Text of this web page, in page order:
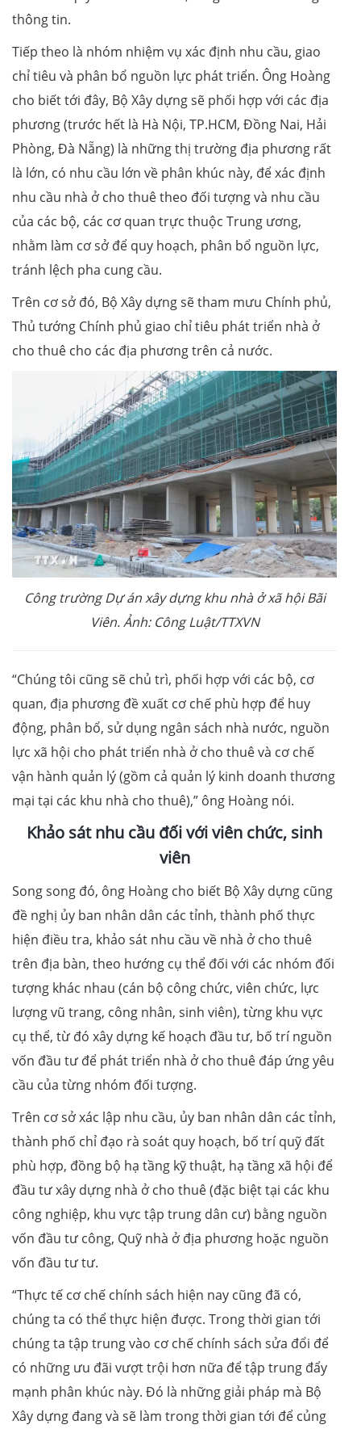
thông tin.
Tiếp theo là nhóm nhiệm vụ xác định nhu cầu, giao
chỉ tiêu và phân bổ nguồn lực phát triển. Ông Hoàng
cho biết tới đây, Bộ Xây dựng sẽ phối hợp với các địa
phương (trước hết là Hà Nội, TP.HCM, Đồng Nai, Hải
Phòng, Đà Nẵng) là những thị trường địa phương rất
là lớn, có nhu cầu lớn về phân khúc này, để xác định
nhu cầu nhà ở cho thuê theo đối tượng và nhu cầu
của các bộ, các cơ quan trực thuộc Trung ương,
nhằm làm cơ sở để quy hoạch, phân bổ nguồn lực,
tránh lệch pha cung cầu.
Trên cơ sở đó, Bộ Xây dựng sẽ tham mưu Chính phủ,
Thủ tướng Chính phủ giao chỉ tiêu phát triển nhà ở
cho thuê cho các địa phương trên cả nước.
Công trường Dự án xây dựng khu nhà ở xã hội Bãi
Viên. Ảnh: Công Luật/TTXVN
“Chúng tôi cũng sẽ chủ trì, phối hợp với các bộ, cơ
quan, địa phương đề xuất cơ chế phù hợp để huy
động, phân bổ, sử dụng ngân sách nhà nước, nguồn
lực xã hội cho phát triển nhà ở cho thuê và cơ chế
vận hành quản lý (gồm cả quản lý kinh doanh thương
mại tại các khu nhà cho thuê),” ông Hoàng nói.
Khảo sát nhu cầu đối với viên chức, sinh
viên
Song song đó, ông Hoàng cho biết Bộ Xây dựng cũng
đề nghị ủy ban nhân dân các tỉnh, thành phố thực
hiện điều tra, khảo sát nhu cầu về nhà ở cho thuê
trên địa bàn, theo hướng cụ thể đối với các nhóm đối
tượng khác nhau (cán bộ công chức, viên chức, lực
lượng vũ trang, công nhân, sinh viên), từng khu vực
cụ thể, từ đó xây dựng kế hoạch đầu tư, bố trí nguồn
vốn đầu tư để phát triển nhà ở cho thuê đáp ứng yêu
cầu của từng nhóm đối tượng.
Trên cơ sở xác lập nhu cầu, ủy ban nhân dân các tỉnh,
thành phố chỉ đạo rà soát quy hoạch, bố trí quỹ đất
phù hợp, đồng bộ hạ tầng kỹ thuật, hạ tầng xã hội để
đầu tư xây dựng nhà ở cho thuê (đặc biệt tại các khu
công nghiệp, khu vực tập trung dân cư) bằng nguồn
vốn đầu tư công, Quỹ nhà ở địa phương hoặc nguồn
vốn đầu tư tư.
“Thực tế cơ chế chính sách hiện nay cũng đã có,
chúng ta có thể thực hiện được. Trong thời gian tới
chúng ta tập trung vào cơ chế chính sách sửa đổi để
có những ưu đãi vượt trội hơn nữa để tập trung đẩy
mạnh phân khúc này. Đó là những giải pháp mà Bộ
Xây dựng đang và sẽ làm trong thời gian tới để củng